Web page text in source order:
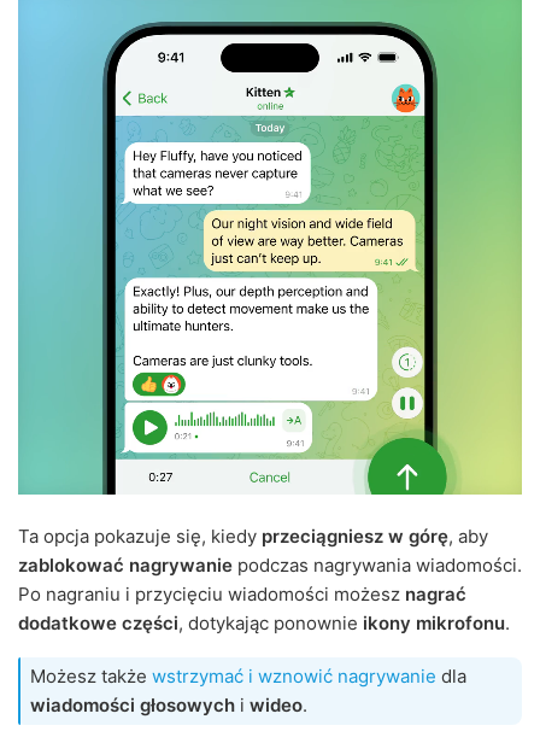
Ta opcja pokazuje się, kiedy przeciągniesz w górę, aby
zablokować nagrywanie podczas nagrywania wiadomości.
Po nagraniu i przycięciu wiadomości możesz nagrać
dodatkowe części, dotykając ponownie ikony mikrofonu.
Możesz także wstrzymać i wznowić nagrywanie dla
wiadomości głosowych i wideo.